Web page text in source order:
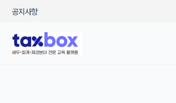
콘텐츠로
공지사항